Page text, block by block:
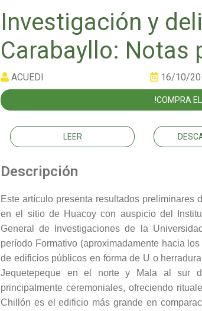
Investigación y
Carabayllo: Notas
ACUEDI 16/10/
!COMPRA
LEER
Descripción
Este artículo presenta resultados
en el sitio de Huacoy con auspicio del
General de Investigaciones de la
período Formativo (aproximadamente hacia
de edificios públicos en forma de U o
Jequetepeque en el norte y Mala al sur
principalmente ceremoniales, ofreciendo
Chillón es el edificio más grande en